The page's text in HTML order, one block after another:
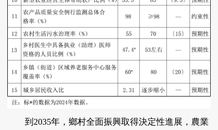
到2035年，鄉村全面振興取得決定性進展，農業